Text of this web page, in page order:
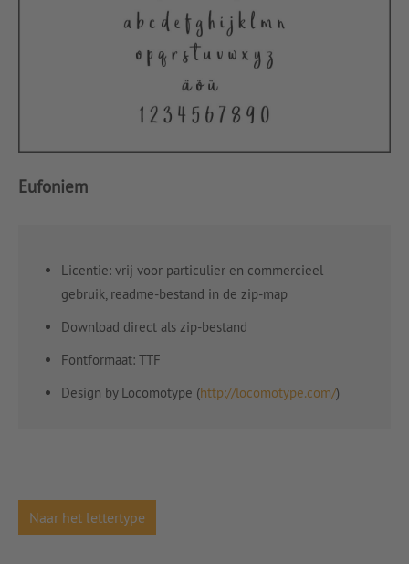
Eufoniem
Licentie: vrij voor particulier en commercieel
gebruik, readme-bestand in de zip-map
Download direct als zip-bestand
Fontformaat: TTF
Design by Locomotype (http://locomotype.com/)
Naar het lettertype